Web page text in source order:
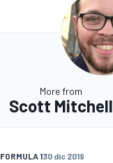
More from
Scott Mitchell
FORMULA 130 dic 2019